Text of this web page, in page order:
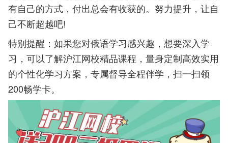
有自己的方式，付出总会有收获的。努力提升，让自
己不断超越吧!
特别提醒：如果您对俄语学习感兴趣，想要深入学
习，可以了解沪江网校精品课程，量身定制高效实用
的个性化学习方案，专属督导全程伴学，扫一扫领
200畅学卡。